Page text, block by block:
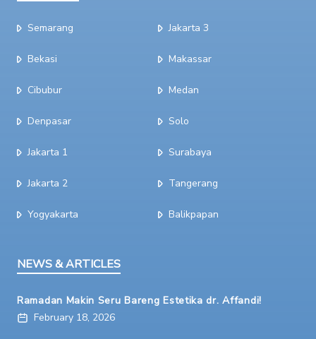
Semarang
Bekasi
Cibubur
Denpasar
Jakarta 1
Jakarta 2
Yogyakarta
Jakarta 3
Makassar
Medan
Solo
Surabaya
Tangerang
Balikpapan
NEWS & ARTICLES
Ramadan Makin Seru Bareng Estetika dr. Affandi!
February 18, 2026